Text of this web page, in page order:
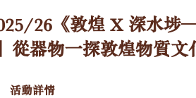
26《敦煌 X 深水
從器物一探敦煌物質文
活動詳情